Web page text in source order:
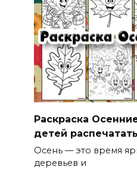
Раскраска
детей
Осень — это время
деревьев и